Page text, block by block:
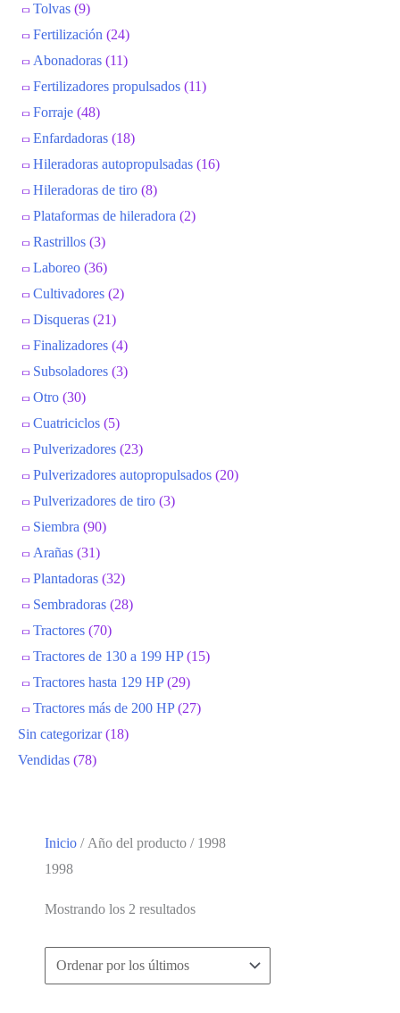
Tolvas (9)
Fertilización (24)
Abonadoras (11)
Fertilizadores propulsados (11)
Forraje (48)
Enfardadoras (18)
Hileradoras autopropulsadas (16)
Hileradoras de tiro (8)
Plataformas de hileradora (2)
Rastrillos (3)
Laboreo (36)
Cultivadores (2)
Disqueras (21)
Finalizadores (4)
Subsoladores (3)
Otro (30)
Cuatriciclos (5)
Pulverizadores (23)
Pulverizadores autopropulsados (20)
Pulverizadores de tiro (3)
Siembra (90)
Arañas (31)
Plantadoras (32)
Sembradoras (28)
Tractores (70)
Tractores de 130 a 199 HP (15)
Tractores hasta 129 HP (29)
Tractores más de 200 HP (27)
Sin categorizar (18)
Vendidas (78)
Inicio / Año del producto / 1998
1998
Mostrando los 2 resultadosOrdenado
últimos